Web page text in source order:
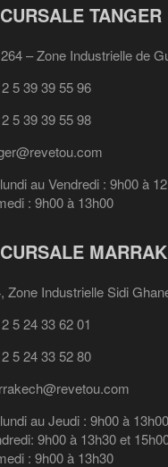
TANGER
– Zone Industrielle de
5 39 39 55 96
5 39 39 55 98
au Vendredi : 9h00 à
: 9h00 à 13h00
Zone Industrielle Sidi
5 24 33 62 01
5 24 33 52 80
au Jeudi : 9h00 à
9h00 à 13h30 et
: 9h00 à 13h30